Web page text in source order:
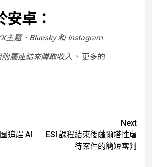
安卓：
主題、Bluesky 和 ​​Instagram
屬連結來賺取收入。 更多的
追趕 AI
Next
ESI 課程結束後薩爾塔性虐
待案件的簡短審判